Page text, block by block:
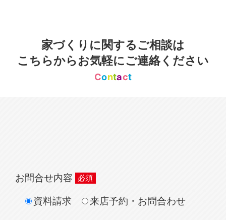
家づくりに関するご相談は
こちらからお気軽にご連絡ください
Contact
お問合せ内容
資料請求
来店予約・お問合わせ